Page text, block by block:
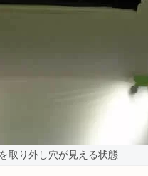
取り外し穴が見える状態